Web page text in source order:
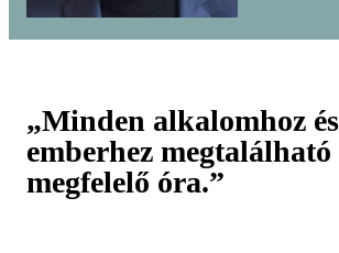
„Minden alkalomhoz
emberhez megtalálható
megfelelő óra.”